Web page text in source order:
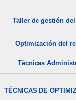
Taller de gestión
Optimización del
Técnicas
TÉCNICAS DE